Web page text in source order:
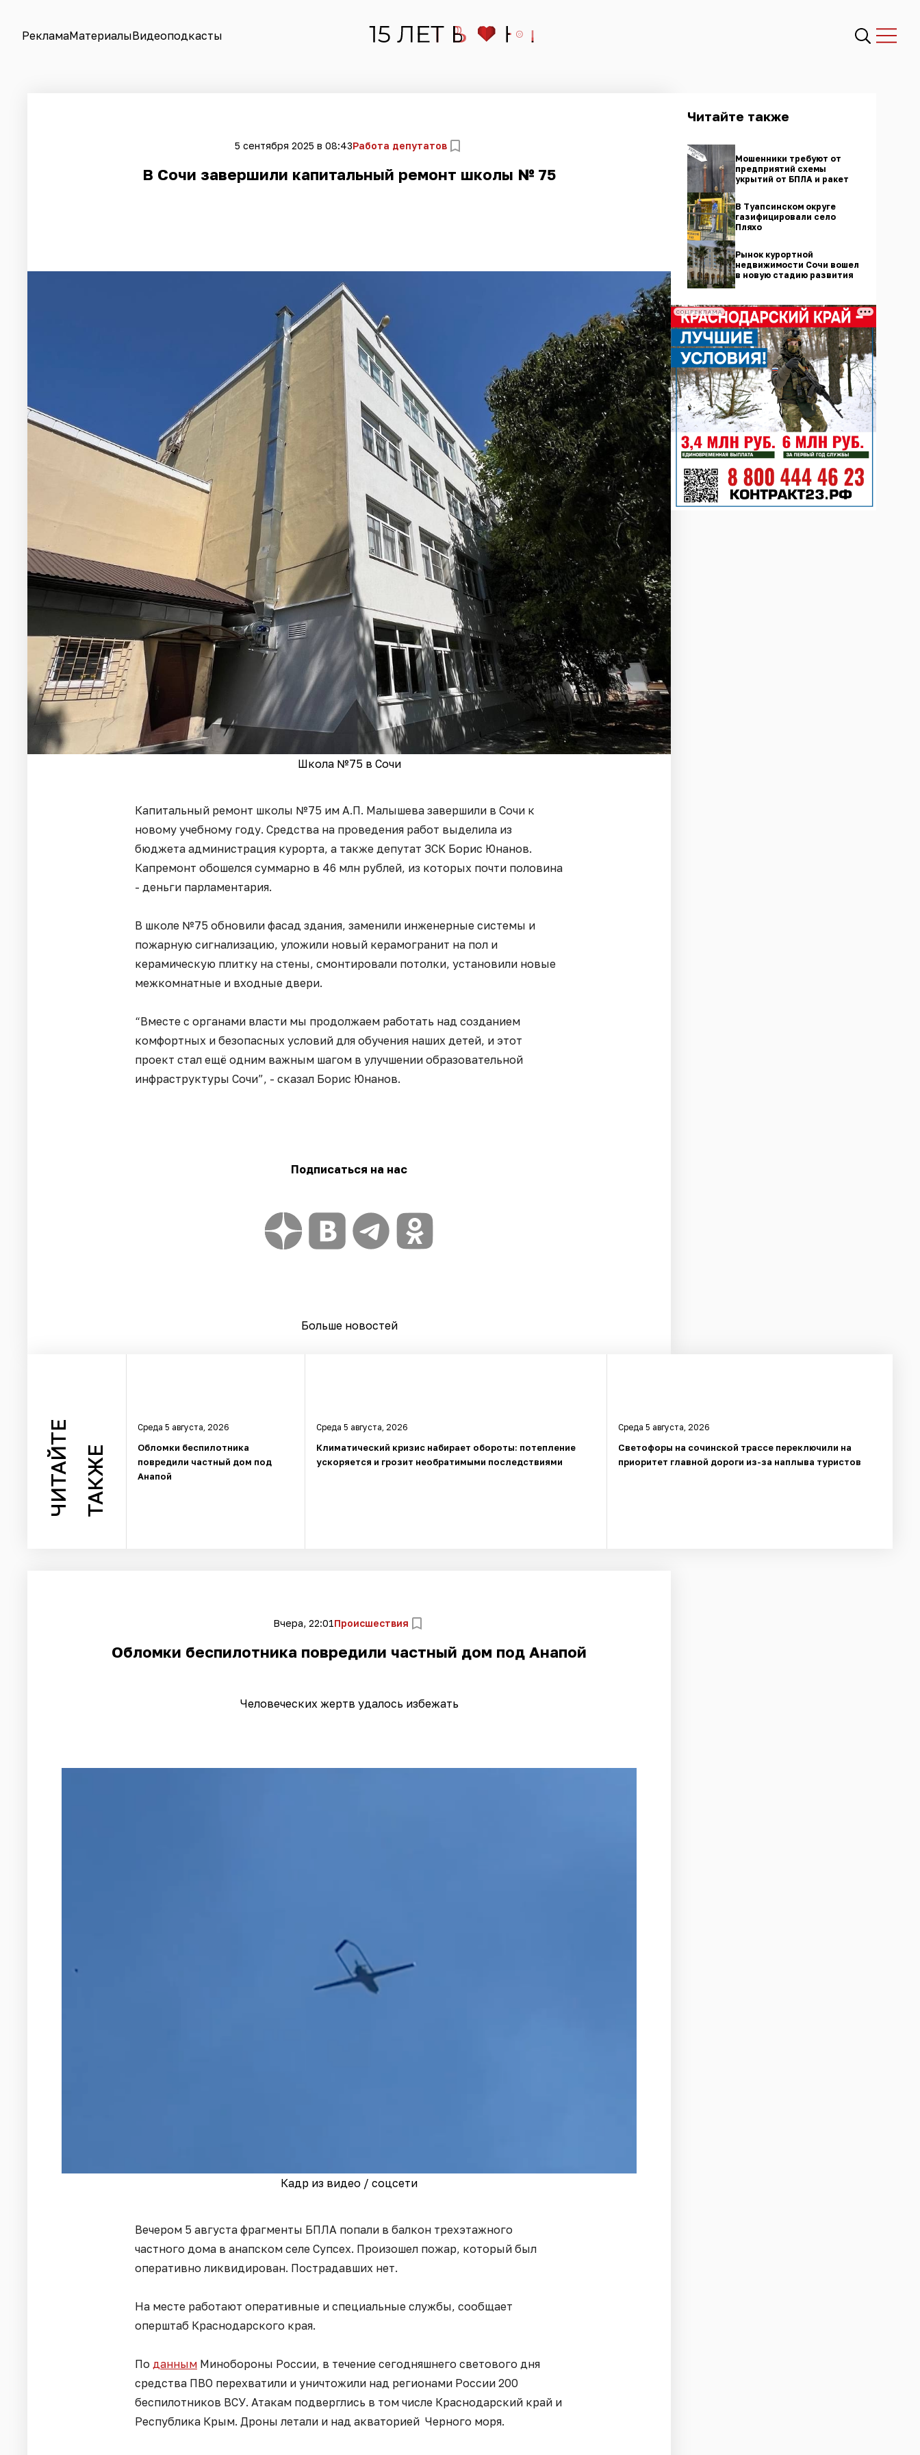
РекламаМатериалыВидеоподкасты
5 сентября 2025 в 08:43Работа депутатов
В Сочи завершили капитальный ремонт школы № 75
Школа №75 в Сочи
Капитальный ремонт школы №75 им А.П. Малышева завершили в Сочи к
новому учебному году. Средства на проведения работ выделила из
бюджета администрация курорта, а также депутат ЗСК Борис Юнанов.
Капремонт обошелся суммарно в 46 млн рублей, из которых почти половина
- деньги парламентария.
В школе №75 обновили фасад здания, заменили инженерные системы и
пожарную сигнализацию, уложили новый керамогранит на пол и
керамическую плитку на стены, смонтировали потолки, установили новые
межкомнатные и входные двери.
“Вместе с органами власти мы продолжаем работать над созданием
комфортных и безопасных условий для обучения наших детей, и этот
проект стал ещё одним важным шагом в улучшении образовательной
инфраструктуры Сочи”, - сказал Борис Юнанов.
Подписаться на нас
Больше новостей
Читайте также
Мошенники требуют от
предприятий схемы
укрытий от БПЛА и ракет
В Туапсинском округе
газифицировали село
Пляхо
Рынок курортной
недвижимости Сочи вошел
в новую стадию развития
СОЦРЕКЛАМА
ЧИТАЙТЕ ТАКЖЕ
Среда 5 августа, 2026
Обломки беспилотника
повредили частный дом под
Анапой
Среда 5 августа, 2026
Климатический кризис набирает обороты: потепление
ускоряется и грозит необратимыми последствиями
Среда 5 августа, 2026
Светофоры на сочинской трассе переключили на
приоритет главной дороги из-за наплыва туристов
Вчера, 22:01Происшествия
Обломки беспилотника повредили частный дом под Анапой
Человеческих жертв удалось избежать
Кадр из видео / соцсети
Вечером 5 августа фрагменты БПЛА попали в балкон трехэтажного
частного дома в анапском селе Супсех. Произошел пожар, который был
оперативно ликвидирован. Пострадавших нет.
На месте работают оперативные и специальные службы, сообщает
оперштаб Краснодарского края.
По данным Минобороны России, в течение сегодняшнего светового дня
средства ПВО перехватили и уничтожили над регионами России 200
беспилотников ВСУ. Атакам подверглись в том числе Краснодарский край и
Республика Крым. Дроны летали и над акваторией Черного моря.